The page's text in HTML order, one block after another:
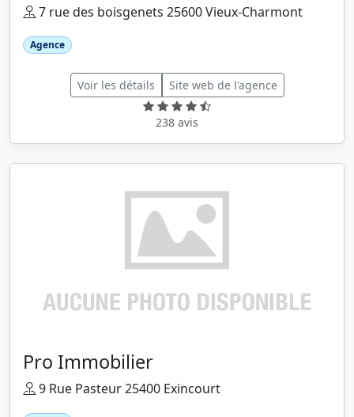
7 rue des boisgenets 25600 Vieux-Charmont
Agence
Voir les détails Site web de l'agence
238 avis
Pro Immobilier
9 Rue Pasteur 25400 Exincourt